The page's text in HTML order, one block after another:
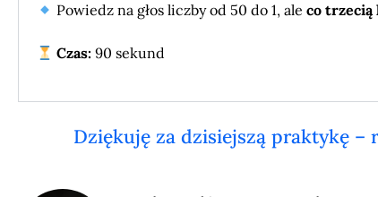
Powiedz na głos liczby od 50 do 1, aleco trzecią
Czas: 90 sekund
Dziękuję za dzisiejszą praktykę –